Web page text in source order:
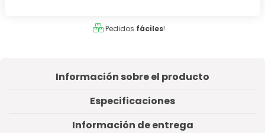
Pedidos fáciles!
Información sobre el producto
Especificaciones
Información de entrega